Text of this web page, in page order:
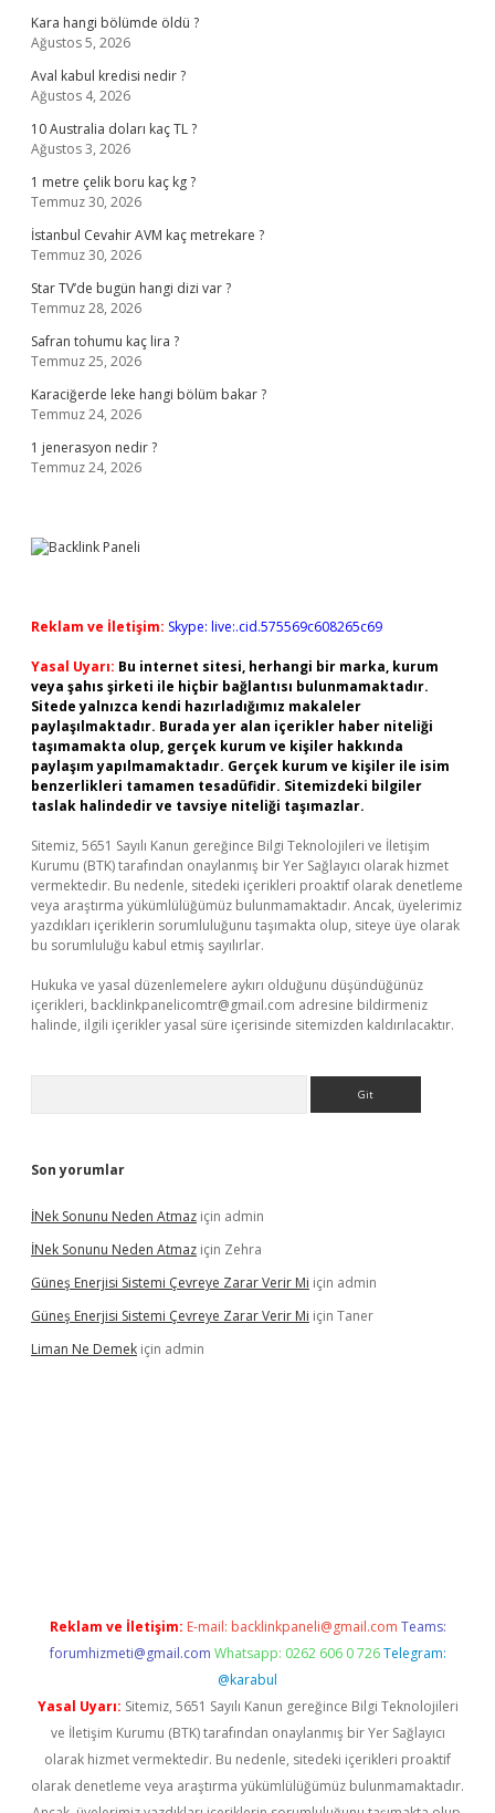
Kara hangi bölümde öldü ?
Ağustos 5, 2026
Aval kabul kredisi nedir ?
Ağustos 4, 2026
10 Australia doları kaç TL ?
Ağustos 3, 2026
1 metre çelik boru kaç kg ?
Temmuz 30, 2026
İstanbul Cevahir AVM kaç metrekare ?
Temmuz 30, 2026
Star TV’de bugün hangi dizi var ?
Temmuz 28, 2026
Safran tohumu kaç lira ?
Temmuz 25, 2026
Karaciğerde leke hangi bölüm bakar ?
Temmuz 24, 2026
1 jenerasyon nedir ?
Temmuz 24, 2026
Reklam ve İletişim: Skype: live:.cid.575569c608265c69
Yasal Uyarı: Bu internet sitesi, herhangi bir marka, kurum
veya şahıs şirketi ile hiçbir bağlantısı bulunmamaktadır.
Sitede yalnızca kendi hazırladığımız makaleler
paylaşılmaktadır. Burada yer alan içerikler haber niteliği
taşımamakta olup, gerçek kurum ve kişiler hakkında
paylaşım yapılmamaktadır. Gerçek kurum ve kişiler ile isim
benzerlikleri tamamen tesadüfidir. Sitemizdeki bilgiler
taslak halindedir ve tavsiye niteliği taşımazlar.
Sitemiz, 5651 Sayılı Kanun gereğince Bilgi Teknolojileri ve İletişim
Kurumu (BTK) tarafından onaylanmış bir Yer Sağlayıcı olarak hizmet
vermektedir. Bu nedenle, sitedeki içerikleri proaktif olarak denetleme
veya araştırma yükümlülüğümüz bulunmamaktadır. Ancak, üyelerimiz
yazdıkları içeriklerin sorumluluğunu taşımakta olup, siteye üye olarak
bu sorumluluğu kabul etmiş sayılırlar.
Hukuka ve yasal düzenlemelere aykırı olduğunu düşündüğünüz
içerikleri, backlinkpanelicomtr@gmail.com adresine bildirmeniz
halinde, ilgili içerikler yasal süre içerisinde sitemizden kaldırılacaktır.
Son yorumlar
İNek Sonunu Neden Atmaz için admin
İNek Sonunu Neden Atmaz için Zehra
Güneş Enerjisi Sistemi Çevreye Zarar Verir Mi için admin
Güneş Enerjisi Sistemi Çevreye Zarar Verir Mi için Taner
Liman Ne Demek için admin
Reklam ve İletişim: E-mail: backlinkpaneli@gmail.com Teams:
forumhizmeti@gmail.com Whatsapp: 0262 606 0 726 Telegram:
@karabul
Yasal Uyarı: Sitemiz, 5651 Sayılı Kanun gereğince Bilgi Teknolojileri
ve İletişim Kurumu (BTK) tarafından onaylanmış bir Yer Sağlayıcı
olarak hizmet vermektedir. Bu nedenle, sitedeki içerikleri proaktif
olarak denetleme veya araştırma yükümlülüğümüz bulunmamaktadır.